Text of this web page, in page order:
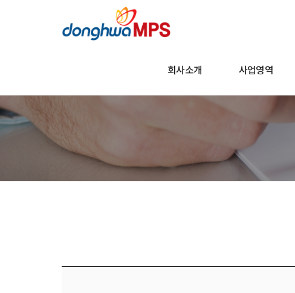
회사소개 사업영역